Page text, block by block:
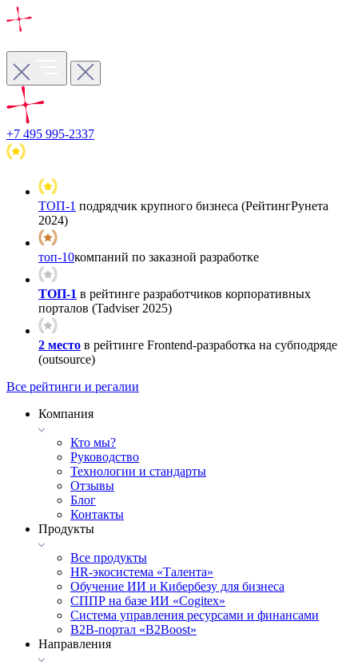
+7 495 995-2337
ТОП-1 подрядчик крупного бизнеса (РейтингРунета
2024)
топ-10компаний по заказной разработке
ТОП-1 в рейтинге разработчиков корпоративных
порталов (Tadviser 2025)
2 место в рейтинге Frontend-разработка на субподряде
(outsource)
Все рейтинги и регалии
Компания
Кто мы?
Руководство
Технологии и стандарты
Отзывы
Блог
Контакты
Продукты
Все продукты
HR-экосистема «Талента»
Обучение ИИ и Кибербезу для бизнеса
СППР на базе ИИ «Cogitex»
Система управления ресурсами и финансами
B2B-портал «B2Boost»
Направления